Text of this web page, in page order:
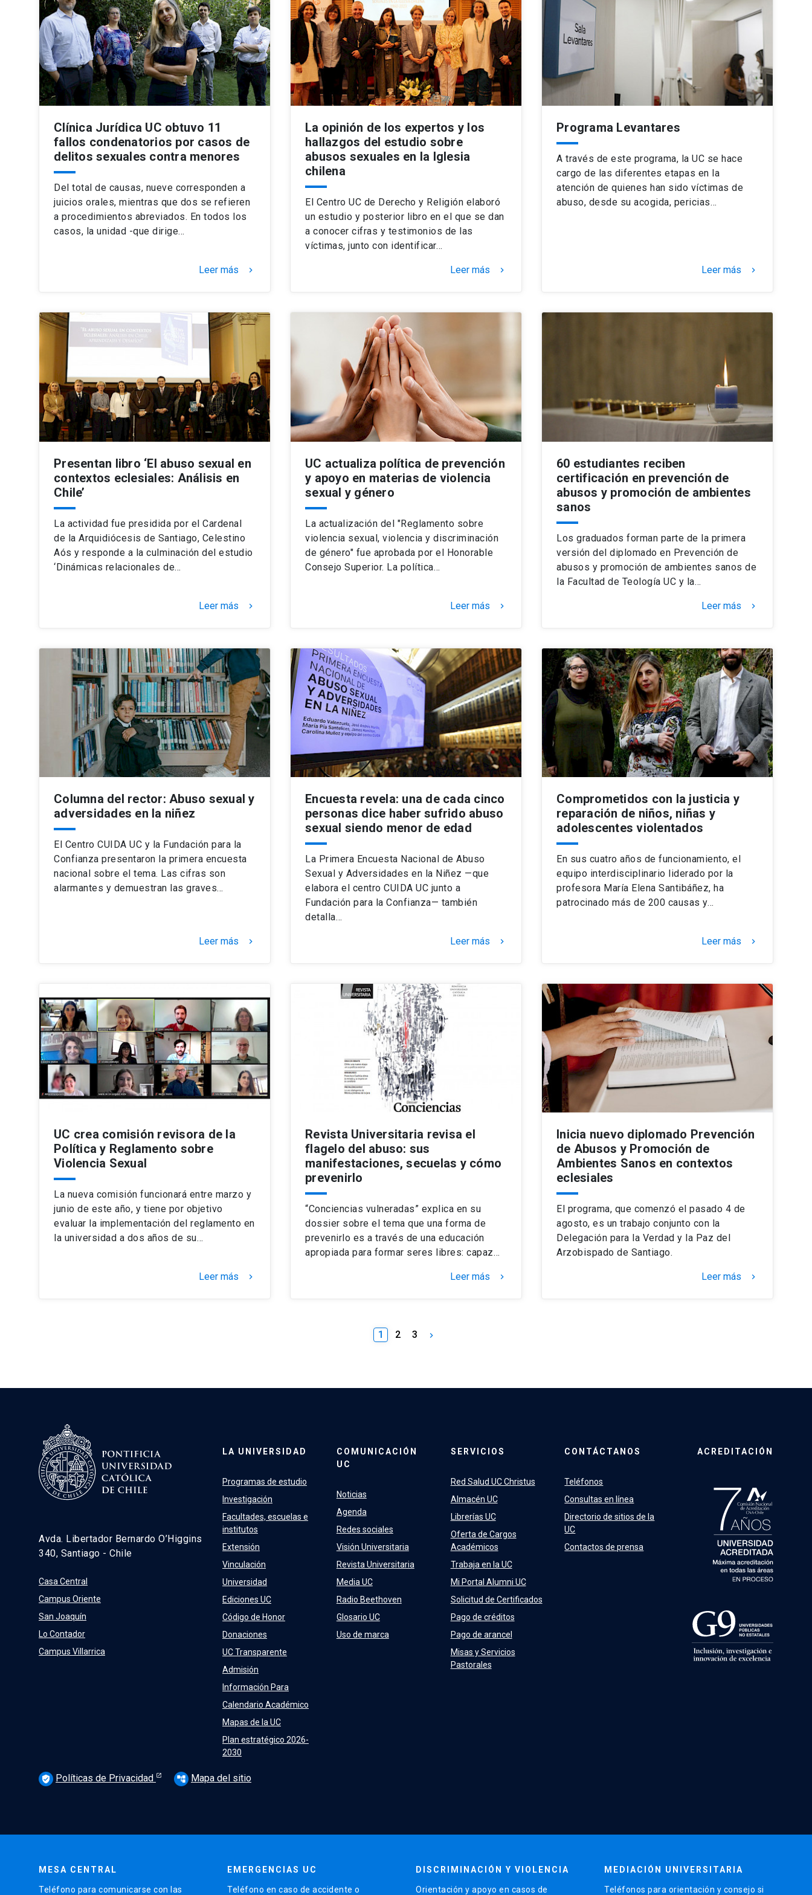
Clínica Jurídica UC obtuvo 11
fallos condenatorios por casos de
delitos sexuales contra menores
Del total de causas, nueve corresponden a
juicios orales, mientras que dos se refieren
a procedimientos abreviados. En todos los
casos, la unidad -que dirige…
Leer más keyboard_arrow_right
La opinión de los expertos y los
hallazgos del estudio sobre
abusos sexuales en la Iglesia
chilena
El Centro UC de Derecho y Religión elaboró
un estudio y posterior libro en el que se dan
a conocer cifras y testimonios de las
víctimas, junto con identificar…
Leer más keyboard_arrow_right
Programa Levantares
A través de este programa, la UC se hace
cargo de las diferentes etapas en la
atención de quienes han sido víctimas de
abuso, desde su acogida, pericias…
Leer más keyboard_arrow_right
Presentan libro ‘El abuso sexual en
contextos eclesiales: Análisis en
Chile’
La actividad fue presidida por el Cardenal
de la Arquidiócesis de Santiago, Celestino
Aós y responde a la culminación del estudio
‘Dinámicas relacionales de…
Leer más keyboard_arrow_right
UC actualiza política de prevención
y apoyo en materias de violencia
sexual y género
La actualización del "Reglamento sobre
violencia sexual, violencia y discriminación
de género" fue aprobada por el Honorable
Consejo Superior. La política…
Leer más keyboard_arrow_right
60 estudiantes reciben
certificación en prevención de
abusos y promoción de ambientes
sanos
Los graduados forman parte de la primera
versión del diplomado en Prevención de
abusos y promoción de ambientes sanos de
la Facultad de Teología UC y la…
Leer más keyboard_arrow_right
Columna del rector: Abuso sexual y
adversidades en la niñez
El Centro CUIDA UC y la Fundación para la
Confianza presentaron la primera encuesta
nacional sobre el tema. Las cifras son
alarmantes y demuestran las graves…
Leer más keyboard_arrow_right
Encuesta revela: una de cada cinco
personas dice haber sufrido abuso
sexual siendo menor de edad
La Primera Encuesta Nacional de Abuso
Sexual y Adversidades en la Niñez —que
elabora el centro CUIDA UC junto a
Fundación para la Confianza— también
detalla…
Leer más keyboard_arrow_right
Comprometidos con la justicia y
reparación de niños, niñas y
adolescentes violentados
En sus cuatro años de funcionamiento, el
equipo interdisciplinario liderado por la
profesora María Elena Santibáñez, ha
patrocinado más de 200 causas y…
Leer más keyboard_arrow_right
UC crea comisión revisora de la
Política y Reglamento sobre
Violencia Sexual
La nueva comisión funcionará entre marzo y
junio de este año, y tiene por objetivo
evaluar la implementación del reglamento en
la universidad a dos años de su…
Leer más keyboard_arrow_right
Revista Universitaria revisa el
flagelo del abuso: sus
manifestaciones, secuelas y cómo
prevenirlo
“Conciencias vulneradas” explica en su
dossier sobre el tema que una forma de
prevenirlo es a través de una educación
apropiada para formar seres libres: capaz…
Leer más keyboard_arrow_right
Inicia nuevo diplomado Prevención
de Abusos y Promoción de
Ambientes Sanos en contextos
eclesiales
El programa, que comenzó el pasado 4 de
agosto, es un trabajo conjunto con la
Delegación para la Verdad y la Paz del
Arzobispado de Santiago.
Leer más keyboard_arrow_right
1 2 3 keyboard_arrow_right
Avda. Libertador Bernardo O’Higgins
340, Santiago - Chile
Casa Central
Campus Oriente
San Joaquín
Lo Contador
Campus Villarrica
LA UNIVERSIDAD
Programas de estudio
Investigación
Facultades, escuelas e
institutos
Extensión
Vinculación
Universidad
Ediciones UC
Código de Honor
Donaciones
UC Transparente
Admisión
Información Para
Calendario Académico
Mapas de la UC
Plan estratégico 2026-
2030
COMUNICACIÓN
UC
Noticias
Agenda
Redes sociales
Visión Universitaria
Revista Universitaria
Media UC
Radio Beethoven
Glosario UC
Uso de marca
SERVICIOS
Red Salud UC Christus
Almacén UC
Librerías UC
Oferta de Cargos
Académicos
Trabaja en la UC
Mi Portal Alumni UC
Solicitud de Certificados
Pago de créditos
Pago de arancel
Misas y Servicios
Pastorales
CONTÁCTANOS
Teléfonos
Consultas en línea
Directorio de sitios de la
UC
Contactos de prensa
ACREDITACIÓN
verified_user Políticas de Privacidad account_tree Mapa del sitio
MESA CENTRAL
Teléfono para comunicarse con las
EMERGENCIAS UC
Teléfono en caso de accidente o
DISCRIMINACIÓN Y VIOLENCIA
Orientación y apoyo en casos de
MEDIACIÓN UNIVERSITARIA
Teléfonos para orientación y consejo si